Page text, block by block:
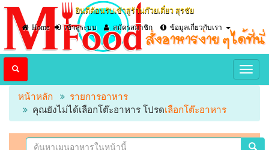
ยินดีต้อนรับเข้าสู่ร้านก๊วยเตี๋ยว สุรชัย
Home
เข้าสู่ระบบ สมัครสมาชิก ข้อมูลเกี่ยวกับเรา
หน้าหลัก
รายการอาหาร
คุณยังไม่ได้เลือกโต๊ะอาหาร โปรดเลือกโต๊ะอาหาร